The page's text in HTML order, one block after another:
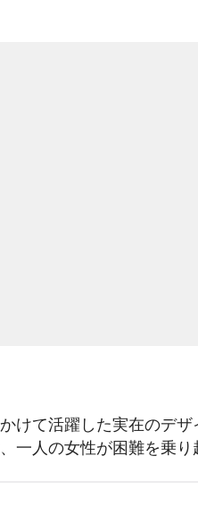
けて活躍した実在のデ
一人の女性が困難を乗り